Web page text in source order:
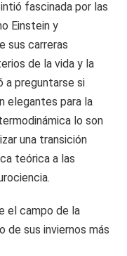
fascinada por las
Einstein y
sus carreras
de la vida y la
a preguntarse si
elegantes para la
lo son
una transición
teórica a las
el campo de la
de sus inviernos más